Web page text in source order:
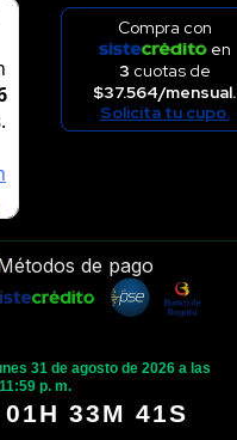
Compra con
en
3 cuotas de
$37.564/mensual.
Solicita tu cupo.
31 de agosto de 2026 a las
11:59 p. m.
33M 40S